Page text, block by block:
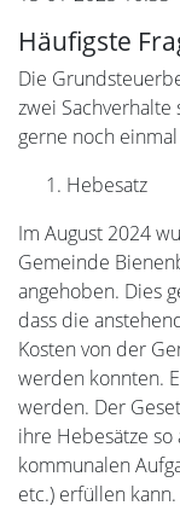
Häufigste
Die
zwei
gerne noch
Hebesatz
Im August 2024
Gemeinde
angehoben. Dies
dass die
Kosten von der
werden konnten.
werden. Der
ihre Hebesätze so
kommunalen
etc.) erfüllen kann.